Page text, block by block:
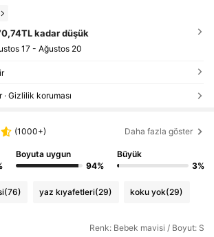
kadar düşük
17 - Ağustos 20
Gizlilik koruması
(1000+) Daha fazla göster
Boyuta uygun
94%
Büyük
3%
(76) yaz kıyafetleri(29) koku yok(29)
Renk: Bebek mavisi / Boyut: S